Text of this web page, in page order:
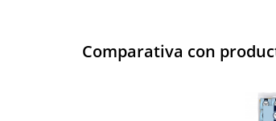
Comparativa con